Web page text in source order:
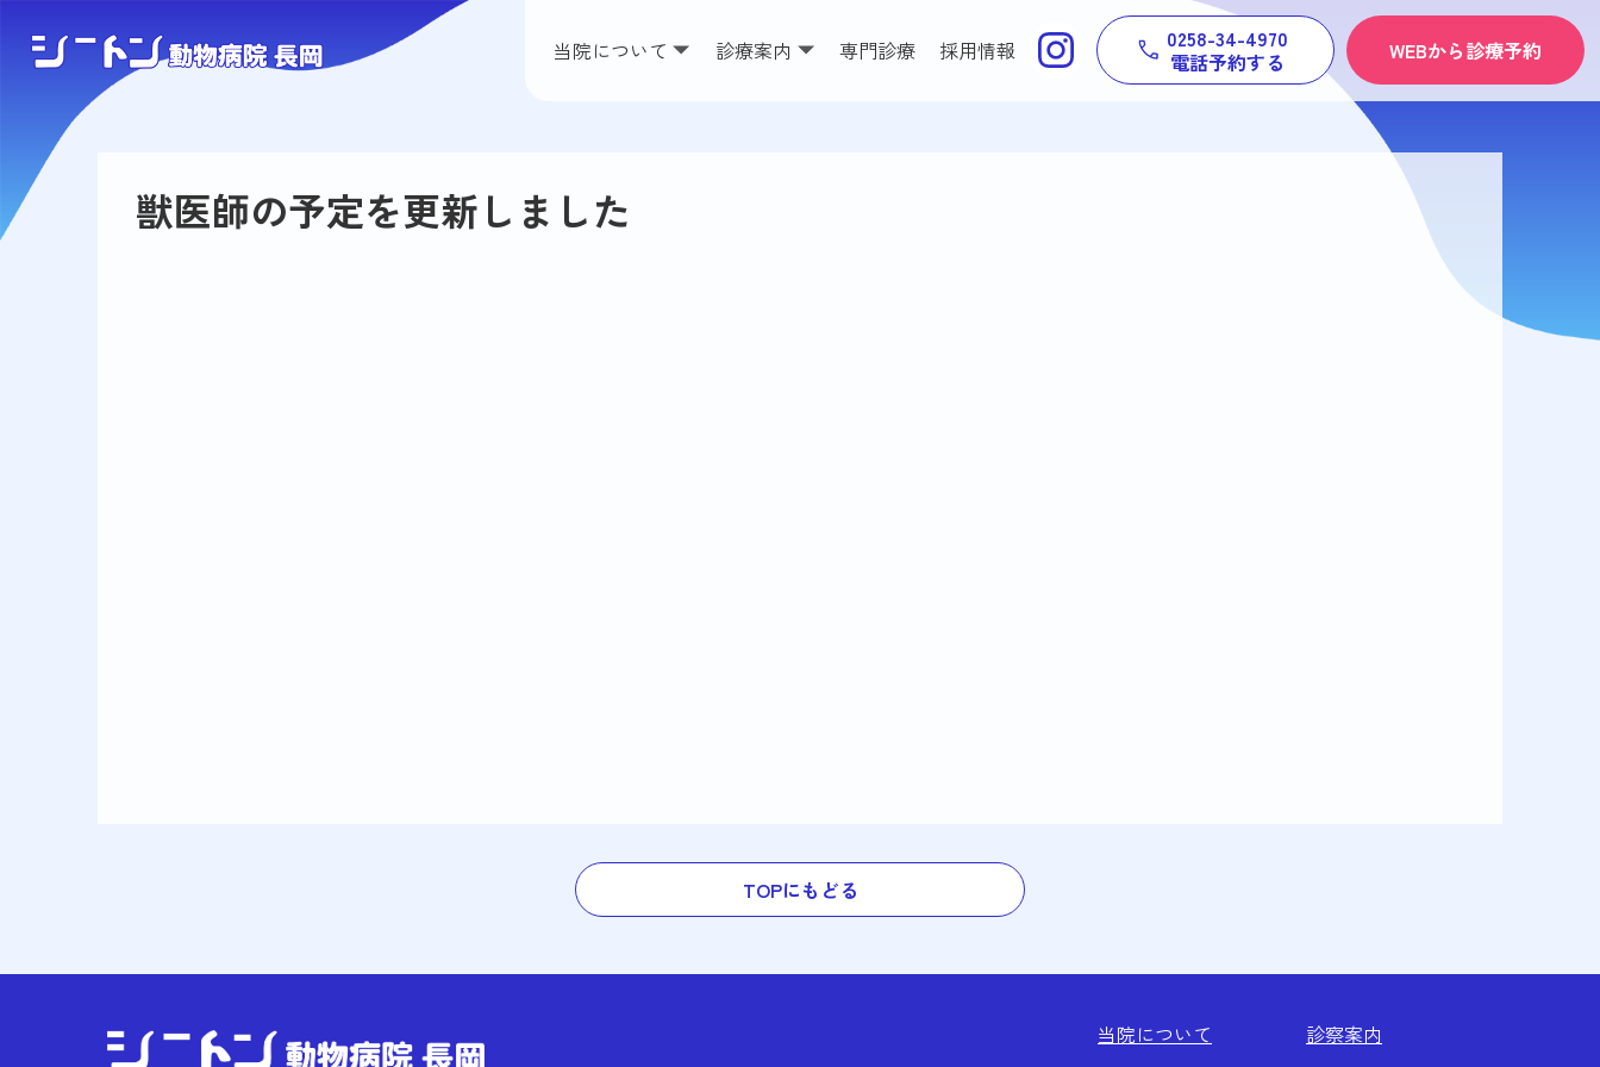
当院について 診療案内 専門診療 採用情報
0258-34-4970
電話予約する
WEBから診療予約
獣医師の予定を更新しました
TOPにもどる
当院について
診察案内